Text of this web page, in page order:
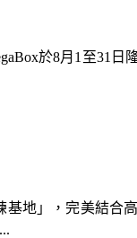
基地」，完美結
於8月1至31